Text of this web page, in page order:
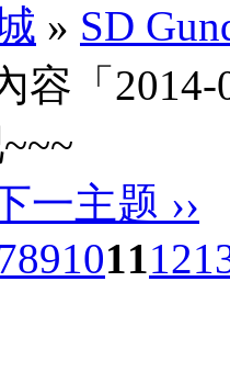
» SD
容「2014-
一主题 ››
89101112